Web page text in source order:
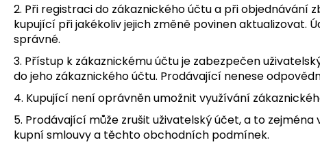
2. Při registraci do zákaznického účtu a při objednávání
kupující při jakékoliv jejich změně povinen aktualizovat.
správné.
3. Přístup k zákaznickému účtu je zabezpečen
do jeho zákaznického účtu. Prodávající nenese
4. Kupující není oprávněn umožnit využívání
5. Prodávající může zrušit uživatelský účet, a to
kupní smlouvy a těchto obchodních podmínek.